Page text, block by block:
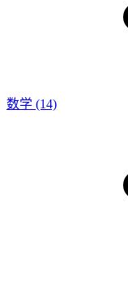
数学 (14)